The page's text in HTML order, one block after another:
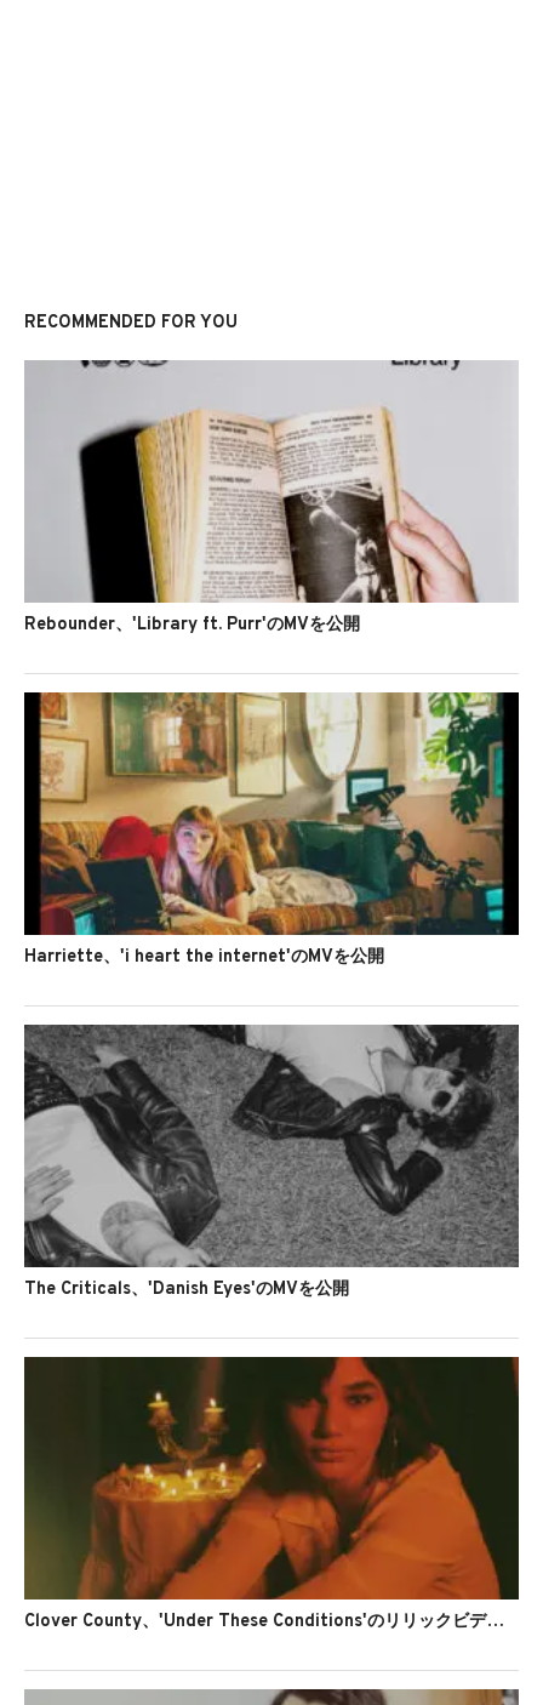
RECOMMENDED FOR YOU
Rebounder、'Library ft. Purr'のMVを公開
Harriette、'i heart the internet'のMVを公開
The Criticals、'Danish Eyes'のMVを公開
Clover County、'Under These Conditions'のリリックビデオを公開